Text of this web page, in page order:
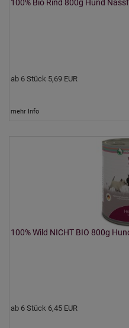
100% Bio Rind 800g Hund
ab 6 Stück 5,69 EUR
mehr Info
100% Wild NICHT BIO 800g
ab 6 Stück 6,45 EUR